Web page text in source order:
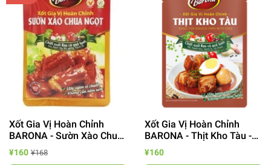
Xốt Gia Vị Hoàn Chỉnh
BARONA - Sườn Xào Chua
Ngọt/甘酸っぱいスペアリ
ブソース
¥160 ¥168
Xốt Gia Vị Hoàn Chỉnh
BARONA - Thịt Kho Tàu -
豚肉煮込み用ソース
¥160